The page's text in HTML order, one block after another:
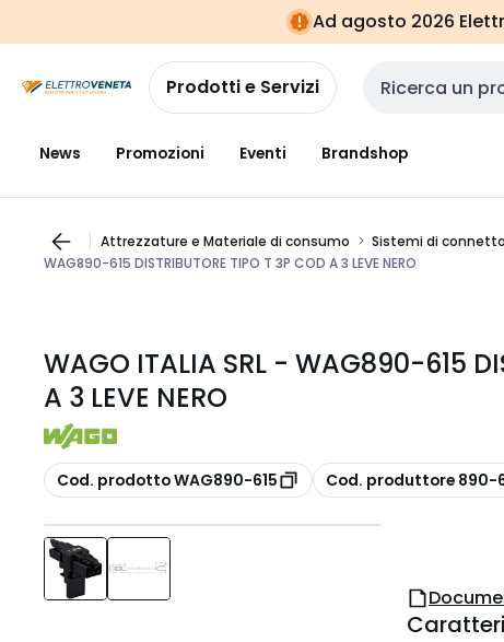
navigazionealla
pagina
Ad agosto 2026
Prodotti e Servizi Cerca input
News Promozioni Eventi Brandshop
Attrezzature e Materiale di consumo Sistemi di
WAG890-615 DISTRIBUTORE TIPO T 3P COD A 3 LEVE NERO
WAGO ITALIA SRL - WAG890-615
A 3 LEVE NERO
copia
Cod. prodotto WAG890-615 copia
Cod. produttore 890-